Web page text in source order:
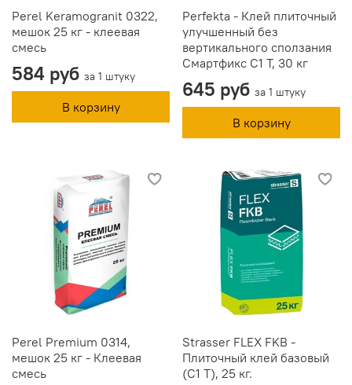
Perel Keramogranit 0322,
мешок 25 кг - клеевая
смесь
584 руб за 1 штуку
В корзину
Perfekta - Клей плиточный
улучшенный без
вертикального сползания
Смартфикс C1 T, 30 кг
645 руб за 1 штуку
В корзину
Perel Premium 0314,
мешок 25 кг - Клеевая
смесь
Strasser FLEX FKB -
Плиточный клей базовый
(C1 T), 25 кг.